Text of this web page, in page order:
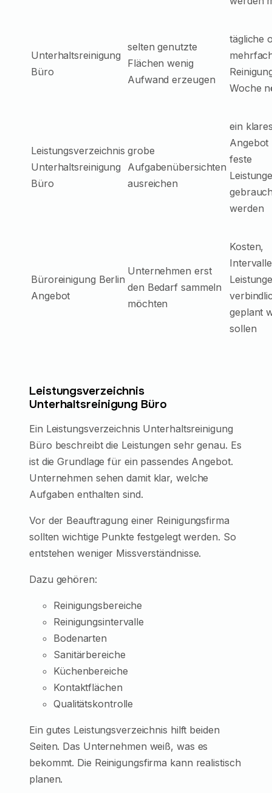
Unterhaltsreinigung
Büro
selten genutzte
Flächen wenig
Aufwand erzeugen
tägliche
Woche
Leistungsverzeichnis
Unterhaltsreinigung
Büro
grobe
Aufgabenübersichten
ausreichen
ein
Angebot
feste
werden
Büroreinigung Berlin
Angebot
Unternehmen erst
den Bedarf sammeln
möchten
Kosten,
geplant
sollen
Leistungsverzeichnis
Unterhaltsreinigung Büro
Ein Leistungsverzeichnis Unterhaltsreinigung
Büro beschreibt die Leistungen sehr genau. Es
ist die Grundlage für ein passendes Angebot.
Unternehmen sehen damit klar, welche
Aufgaben enthalten sind.
Vor der Beauftragung einer Reinigungsfirma
sollten wichtige Punkte festgelegt werden. So
entstehen weniger Missverständnisse.
Dazu gehören:
Reinigungsbereiche
Reinigungsintervalle
Bodenarten
Sanitärbereiche
Küchenbereiche
Kontaktflächen
Qualitätskontrolle
Ein gutes Leistungsverzeichnis hilft beiden
Seiten. Das Unternehmen weiß, was es
bekommt. Die Reinigungsfirma kann realistisch
planen.